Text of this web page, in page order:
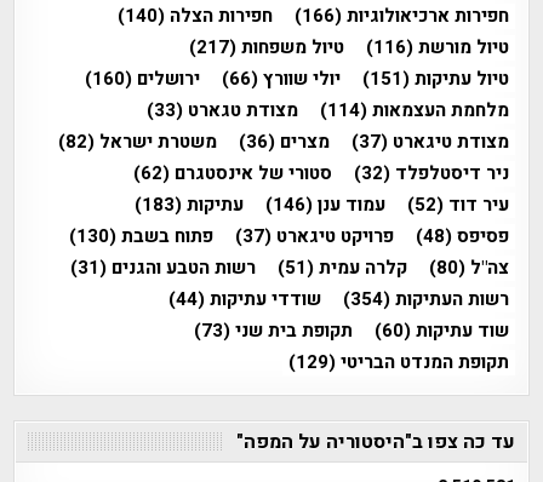
חפירות ארכיאולוגיות(166) חפירות הצלה (140)
טיול מורשת(116) טיול משפחות(217)
טיול עתיקות(151) יולי שוורץ(66) ירושלים (160)
מלחמת העצמאות(114) מצודת טגארט (33)
מצודת טיגארט (37) מצרים (36) משטרת ישראל (82)
ניר דיסטלפלד (32) סטורי של אינסטגרם (62)
עיר דוד (52) עמוד ענן(146) עתיקות(183)
פסיפס(48) פרויקט טיגארט (37) פתוח בשבת(130)
צה"ל (80) קלרה עמית(51) רשות הטבע והגנים (31)
רשות העתיקות(354) שודדי עתיקות(44)
שוד עתיקות(60) תקופת בית שני(73)
תקופת המנדט הבריטי(129)
עד כה צפו ב"היסטוריה על המפה"